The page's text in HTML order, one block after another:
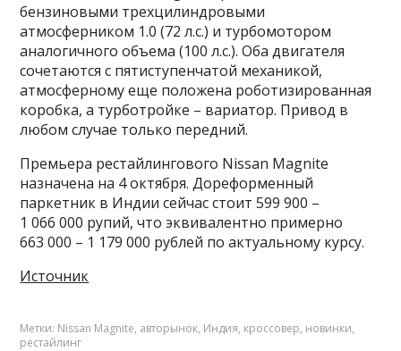
бензиновыми трехцилиндровыми
атмосферником 1.0 (72 л.с.) и турбомотором
аналогичного объема (100 л.с.). Оба двигателя
сочетаются с пятиступенчатой механикой,
атмосферному еще положена роботизированная
коробка, а турботройке – вариатор. Привод в
любом случае только передний.
Премьера рестайлингового Nissan Magnite
назначена на 4 октября. Дореформенный
паркетник в Индии сейчас стоит 599 900 –
1 066 000 рупий, что эквивалентно примерно
663 000 – 1 179 000 рублей по актуальному курсу.
Источник
Метки: Nissan Magnite, авторынок, Индия, кроссовер, новинки,
рестайлинг